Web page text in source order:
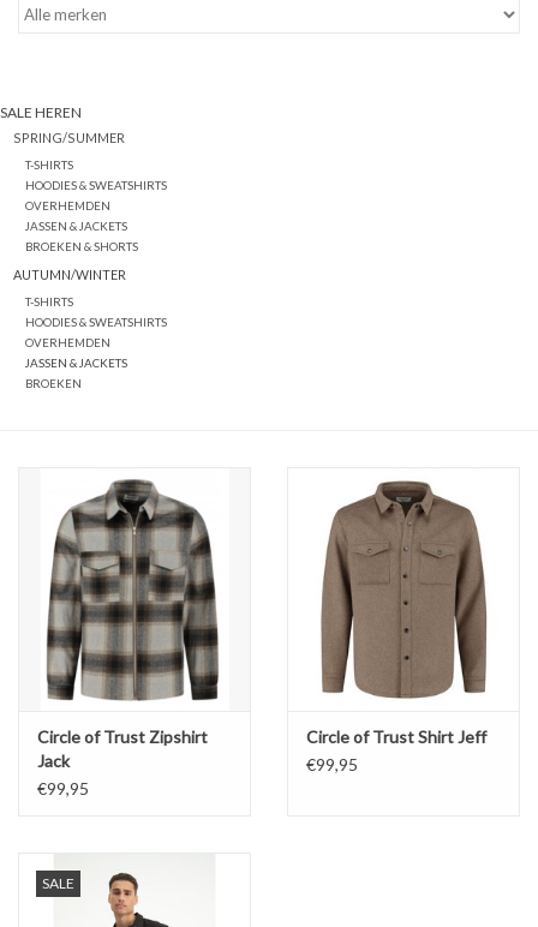
SALE HEREN
SPRING/SUMMER
T-SHIRTS
HOODIES & SWEATSHIRTS
OVERHEMDEN
JASSEN & JACKETS
BROEKEN & SHORTS
AUTUMN/WINTER
T-SHIRTS
HOODIES & SWEATSHIRTS
OVERHEMDEN
JASSEN & JACKETS
BROEKEN
Circle of Trust Zipshirt
Jack
€99,95
Circle of Trust Shirt Jeff
€99,95
SALE